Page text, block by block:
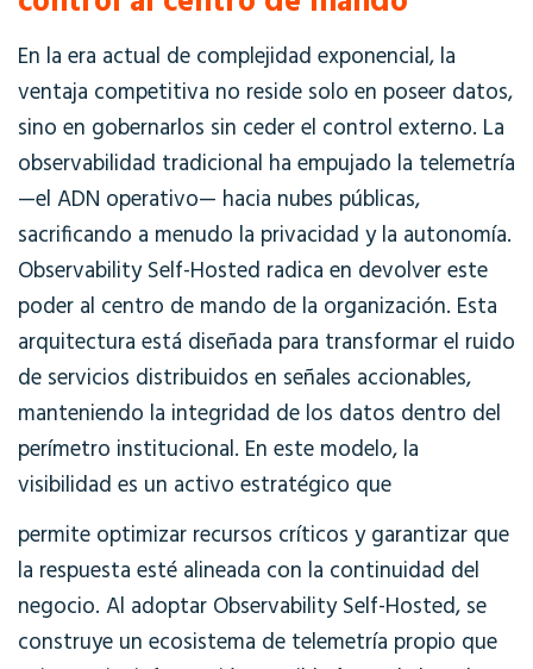
En la era actual de complejidad exponencial, la
ventaja competitiva no reside solo en poseer datos,
sino en gobernarlos sin ceder el control externo. La
observabilidad tradicional ha empujado la telemetría
—el ADN operativo— hacia nubes públicas,
sacrificando a menudo la privacidad y la autonomía.
Observability Self-Hosted radica en devolver este
poder al centro de mando de la organización. Esta
arquitectura está diseñada para transformar el ruido
de servicios distribuidos en señales accionables,
manteniendo la integridad de los datos dentro del
perímetro institucional. En este modelo, la
visibilidad es un activo estratégico que
permite optimizar recursos críticos y garantizar que
la respuesta esté alineada con la continuidad del
negocio. Al adoptar Observability Self-Hosted, se
construye un ecosistema de telemetría propio que